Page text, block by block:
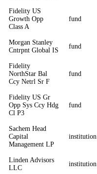
Fidelity US
Growth Opp
Class A
fund
Morgan Stanley
Cntrpnt Global IS
fund
Fidelity
NorthStar Bal
Ccy Netrl Sr F
fund
Fidelity US Gr
Opp Sys Ccy Hdg
Cl P3
fund
Sachem Head
Capital
Management LP
institution
Linden Advisors
LLC
institution